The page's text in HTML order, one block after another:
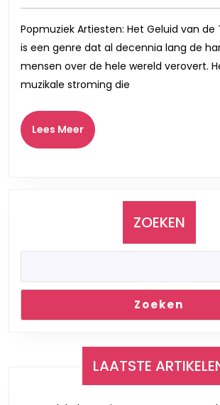
Popmuziek Artiesten: Het Geluid van de
is een genre dat al decennia lang de
mensen over de hele wereld verovert.
muzikale stroming die
Lees MeerLees
Meer
ZOEKEN
Zoeken
LAATSTE